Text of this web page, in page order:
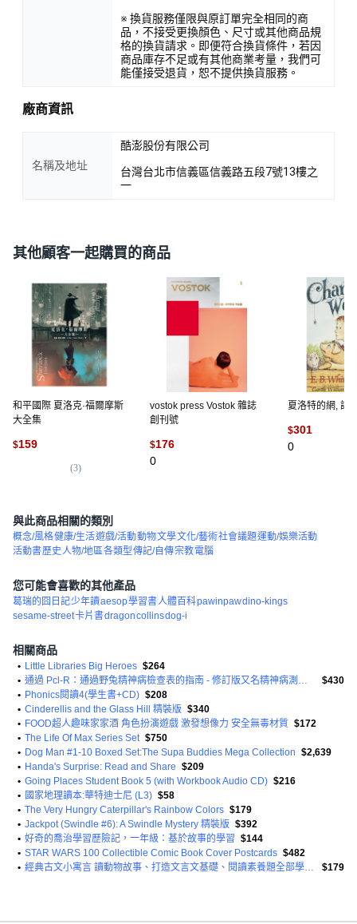
※ 換貨服務僅限與原訂單完全相同的商
品，不接受更換顏色、尺寸或其他商品規
格的換貨請求。即便符合換貨條件，若因
商品庫存不足或有其他商業考量，我們可
能僅接受退貨，恕不提供換貨服務。
廠商資訊
名稱及地址
酷澎股份有限公司
台灣台北市信義區信義路五段7號13樓之
一
其他顧客一起購買的商品
和平國際 夏洛克·福爾摩斯
大全集
$159
(3)
vostok press Vostok 雜誌
創刊號
$176
0
夏洛特的網, 詳
$301
0
與此商品相關的類別
概念/風格健康/生活遊戲/活動動物文學文化/藝術社會議題運動/娛樂活動
活動書歷史 人物/地區各類型傳記/自傳宗教電腦
您可能會喜歡的其他產品
葛瑞的囧日記少年讀aesop學習書人體百科pawinpawdino-kings
sesame-street卡片書dragoncollinsdog-i
相關商品
• Little Libraries Big Heroes $264
•
$430
• Phonics閱讀4(學生書+CD) $208
• Cinderellis and the Glass Hill 精裝版 $340
• FOOD超人趣味家家酒 角色扮演遊戲 激發想像力 安全無毒材質 $172
• The Life Of Max Series Set $750
• Dog Man #1-10 Boxed Set:The Supa Buddies Mega Collection $2,639
• Handa's Surprise: Read and Share $209
• Going Places Student Book 5 (with Workbook Audio CD) $216
• 國家地理讀本:華特迪士尼 (L3) $58
• The Very Hungry Caterpillar's Rainbow Colors $179
• Jackpot (Swindle #6): A Swindle Mystery 精裝版 $392
• 好奇的喬治學習歷險記，一年級：基於故事的學習 $144
• STAR WARS 100 Collectible Comic Book Cover Postcards $482
•
$179